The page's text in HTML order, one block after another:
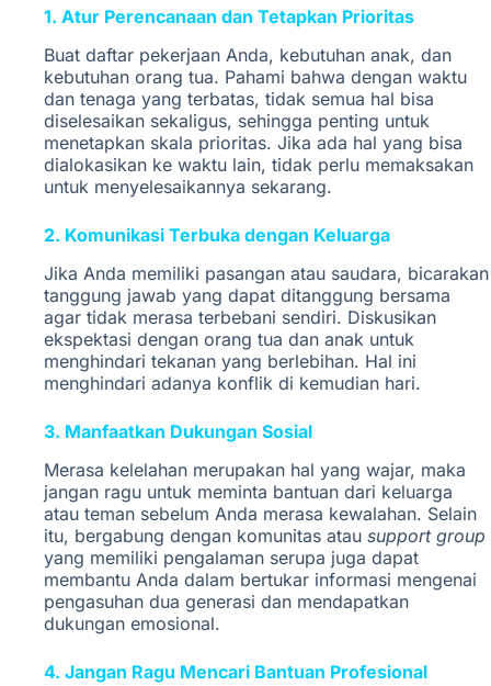
1. Atur Perencanaan dan Tetapkan Prioritas
Buat daftar pekerjaan Anda, kebutuhan anak, dan
kebutuhan orang tua. Pahami bahwa dengan waktu
dan tenaga yang terbatas, tidak semua hal bisa
diselesaikan sekaligus, sehingga penting untuk
menetapkan skala prioritas. Jika ada hal yang bisa
dialokasikan ke waktu lain, tidak perlu memaksakan
untuk menyelesaikannya sekarang.
2. Komunikasi Terbuka dengan Keluarga
Jika Anda memiliki pasangan atau saudara, bicarakan
tanggung jawab yang dapat ditanggung bersama
agar tidak merasa terbebani sendiri. Diskusikan
ekspektasi dengan orang tua dan anak untuk
menghindari tekanan yang berlebihan. Hal ini
menghindari adanya konflik di kemudian hari.
3. Manfaatkan Dukungan Sosial
Merasa kelelahan merupakan hal yang wajar, maka
jangan ragu untuk meminta bantuan dari keluarga
atau teman sebelum Anda merasa kewalahan. Selain
itu, bergabung dengan komunitas atau support group
yang memiliki pengalaman serupa juga dapat
membantu Anda dalam bertukar informasi mengenai
pengasuhan dua generasi dan mendapatkan
dukungan emosional.
4. Jangan Ragu Mencari Bantuan Profesional